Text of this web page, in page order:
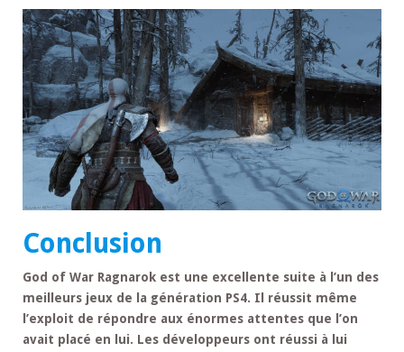
Conclusion
God of War Ragnarok est une excellente suite à l’un des
meilleurs jeux de la génération PS4. Il réussit même
l’exploit de répondre aux énormes attentes que l’on
avait placé en lui. Les développeurs ont réussi à lui